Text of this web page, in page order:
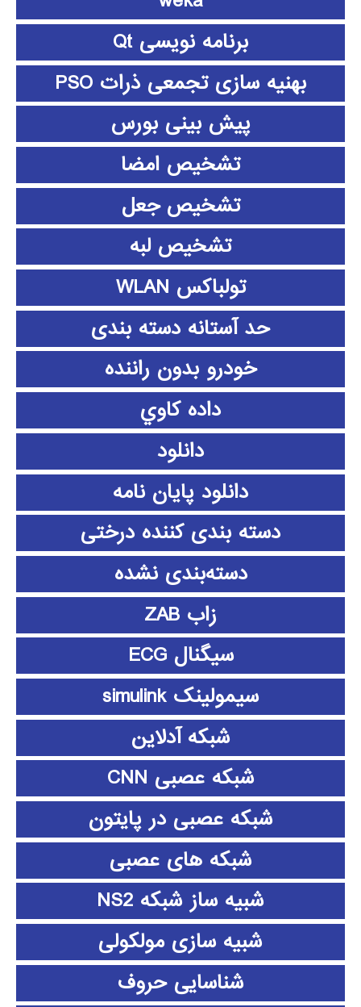
برنامه نویسی Qt
بهنیه سازی تجمعی ذرات PSO
پیش بینی بورس
تشخیص امضا
تشخیص جعل
تشخیص لبه
تولباکس WLAN
حد آستانه دسته بندی
خودرو بدون راننده
داده كاوي
دانلود
دانلود پايان نامه
دسته بندی کننده درختی
دسته‌بندی نشده
زاب ZAB
سیگنال ECG
سیمولینک simulink
شبکه آدلاین
شبکه عصبی CNN
شبکه عصبی در پایتون
شبکه های عصبی
شبیه ساز شبکه NS2
شبیه سازی مولکولی
شناسایی حروف